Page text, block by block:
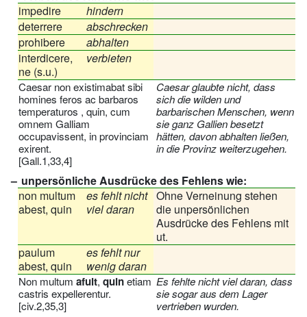
impedire
hindern
deterrere
abschrecken
prohibere
abhalten
interdicere,
ne (s.u.)
verbieten
Caesar non existimabat sibi
homines feros ac barbaros
temperaturos , quin, cum
omnem Galliam
occupavissent, in provinciam
exirent.
[Gall.1,33,4]
Caesar glaubte nicht, dass
sich die wilden und
barbarischen Menschen, wenn
sie ganz Gallien besetzt
hätten, davon abhalten ließen,
in die Provinz weiterzugehen.
unpersönliche Ausdrücke des Fehlens wie:
non multum
abest, quin
es fehlt nicht
viel daran
Ohne Verneinung stehen
die unpersönlichen
Ausdrücke des Fehlens mit
ut.
paulum
abest, quin
es fehlt nur
wenig daran
Non multumafuit,quinetiam
castris expellerentur.
[civ.2,35,3]
Es fehlte nicht viel daran, dass
sie sogar aus dem Lager
vertrieben wurden.